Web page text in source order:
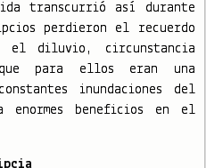
transcurrió así durante
perdieron el recuerdo
el diluvio, circunstancia
para ellos eran una
inundaciones del
beneficios en el